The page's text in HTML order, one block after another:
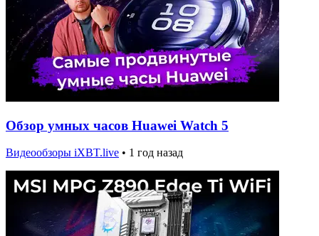
Обзор умных часов Huawei Watch 5
Видеообзоры iXBT.live • 1 год назад